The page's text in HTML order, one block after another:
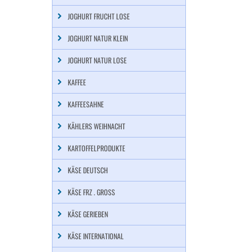
JOGHURT FRUCHT LOSE
JOGHURT NATUR KLEIN
JOGHURT NATUR LOSE
KAFFEE
KAFFEESAHNE
KÄHLERS WEIHNACHT
KARTOFFELPRODUKTE
KÄSE DEUTSCH
KÄSE FRZ . GROSS
KÄSE GERIEBEN
KÄSE INTERNATIONAL